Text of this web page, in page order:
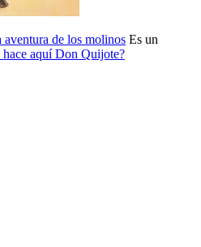
de los molinos Es un
hace aquí Don Quijote?